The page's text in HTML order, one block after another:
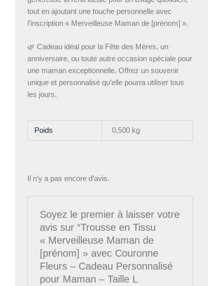
tout en ajoutant une touche personnelle avec
l’inscription « Merveilleuse Maman de [prénom] ».
🌿 Cadeau idéal pour la Fête des Mères, un
anniversaire, ou toute autre occasion spéciale pour
une maman exceptionnelle. Offrez un souvenir
unique et personnalisé qu’elle pourra utiliser tous
les jours.
Poids 0,500 kg
Il n’y a pas encore d’avis.
Soyez le premier à laisser votre
avis sur “Trousse en Tissu
« Merveilleuse Maman de
[prénom] » avec Couronne
Fleurs – Cadeau Personnalisé
pour Maman – Taille L